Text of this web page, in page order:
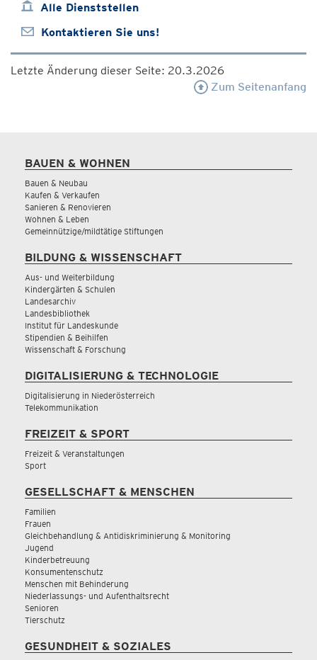
Alle Dienststellen
Kontaktieren Sie uns!
Letzte Änderung dieser Seite: 20.3.2026
Zum Seitenanfang
BAUEN & WOHNEN
Bauen & Neubau
Kaufen & Verkaufen
Sanieren & Renovieren
Wohnen & Leben
Gemeinnützige/mildtätige Stiftungen
BILDUNG & WISSENSCHAFT
Aus- und Weiterbildung
Kindergärten & Schulen
Landesarchiv
Landesbibliothek
Institut für Landeskunde
Stipendien & Beihilfen
Wissenschaft & Forschung
DIGITALISIERUNG & TECHNOLOGIE
Digitalisierung in Niederösterreich
Telekommunikation
FREIZEIT & SPORT
Freizeit & Veranstaltungen
Sport
GESELLSCHAFT & MENSCHEN
Familien
Frauen
Gleichbehandlung & Antidiskriminierung & Monitoring
Jugend
Kinderbetreuung
Konsumentenschutz
Menschen mit Behinderung
Niederlassungs- und Aufenthaltsrecht
Senioren
Tierschutz
GESUNDHEIT & SOZIALES